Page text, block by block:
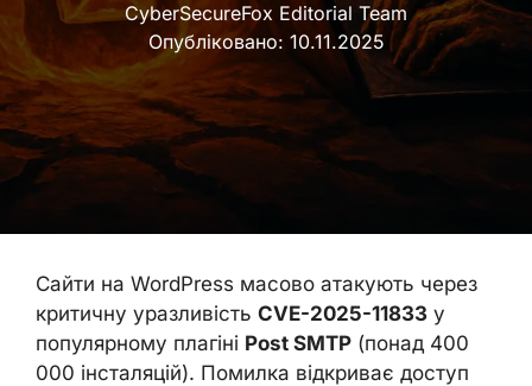
CyberSecureFox Editorial Team
Опубліковано: 10.11.2025
Сайти на WordPress масово атакують через
критичну уразливість CVE-2025-11833 у
популярному плагіні Post SMTP (понад 400
000 інсталяцій). Помилка відкриває доступ